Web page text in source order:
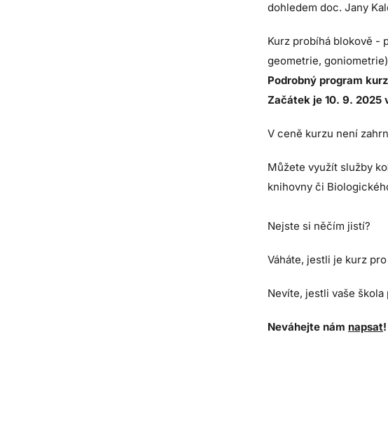
dohledem doc. Jany
Kurz probíhá blokově -
geometrie,
Podrobný program
Začátek je 10. 9. 2025
V ceně kurzu není
Můžete využít služby
knihovny či
Nejste si něčím jistí?
Váháte, jestli je kurz pro
Nevíte, jestli vaše
Neváhejte nám napsat!